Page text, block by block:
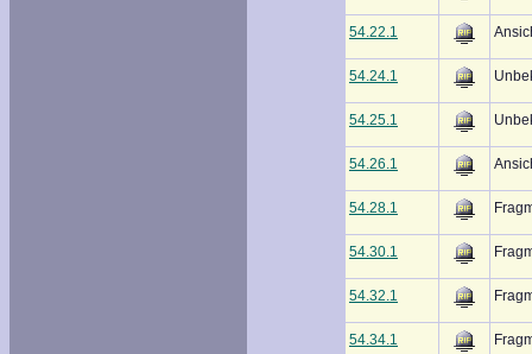
54.22.1
54.24.1
54.25.1
54.26.1
54.28.1
54.30.1
54.32.1
54.34.1